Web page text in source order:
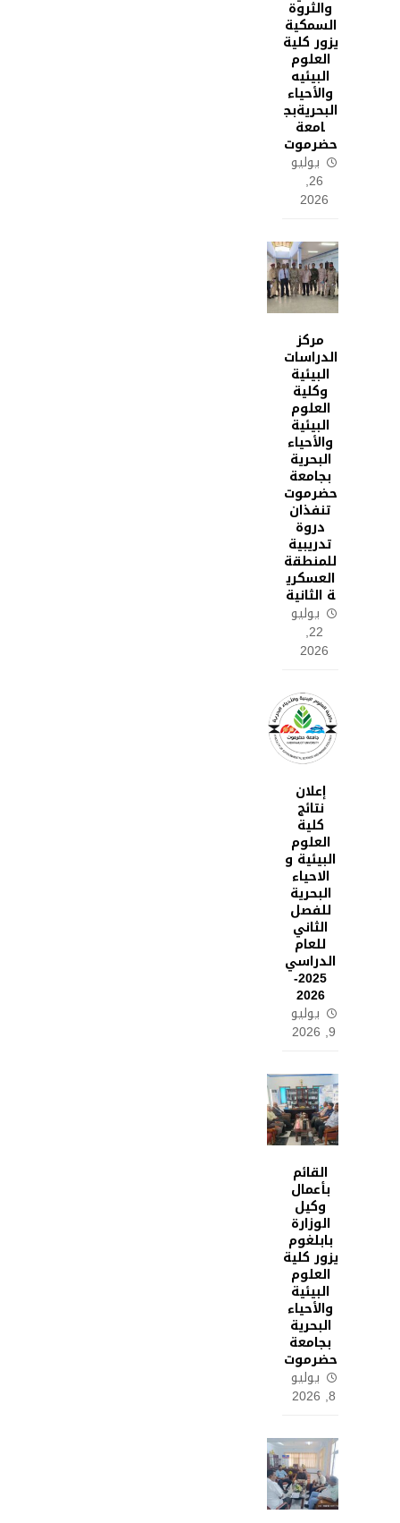
والثروة
السمكية
يزور كلية
العلوم
البيئيه
والأحياء
البحريةبج
امعة
حضرموت
يوليو
26,
2026
مركز
الدراسات
البيئية
وكلية
العلوم
البيئية
والأحياء
البحرية
بجامعة
حضرموت
تنفذان
دروة
تدريبية
للمنطقة
العسكري
ة الثانية
يوليو
22,
2026
إعلان
نتائج
كلية
العلوم
البيئية و
الاحياء
البحرية
للفصل
الثاني
للعام
الدراسي
2025-
2026
يوليو
9, 2026
القائم
بأعمال
وكيل
الوزارة
بابلغوم
يزور كلية
العلوم
البيئية
والأحياء
البحرية
بجامعة
حضرموت
يوليو
8, 2026